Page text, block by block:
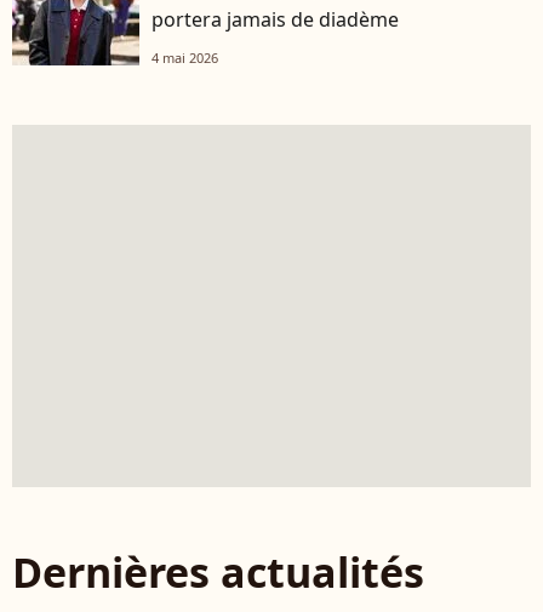
portera jamais de diadème
4 mai 2026
Dernières actualités